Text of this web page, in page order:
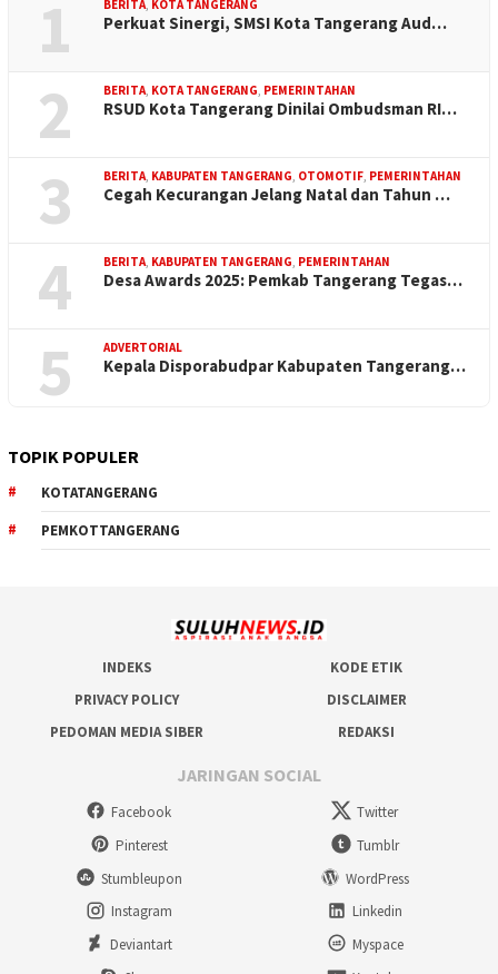
1 BERITA, KOTA TANGERANG
Perkuat Sinergi, SMSI Kota Tangerang Aud…
2 BERITA, KOTA TANGERANG, PEMERINTAHAN
RSUD Kota Tangerang Dinilai Ombudsman RI…
3 BERITA, KABUPATEN TANGERANG, OTOMOTIF, PEMERINTAHAN
Cegah Kecurangan Jelang Natal dan Tahun …
4 BERITA, KABUPATEN TANGERANG, PEMERINTAHAN
Desa Awards 2025: Pemkab Tangerang Tegas…
5 ADVERTORIAL
Kepala Disporabudpar Kabupaten Tangerang…
TOPIK POPULER
KOTATANGERANG
PEMKOTTANGERANG
INDEKS
KODE ETIK
PRIVACY POLICY
DISCLAIMER
PEDOMAN MEDIA SIBER
REDAKSI
JARINGAN SOCIAL
Facebook
Twitter
Pinterest
Tumblr
Stumbleupon
WordPress
Instagram
Linkedin
Deviantart
Myspace